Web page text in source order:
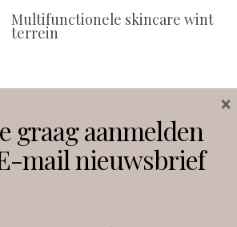
Multifunctionele skincare wint
terrein
Facebook
graag aanmelden
mail nieuwsbrief
×